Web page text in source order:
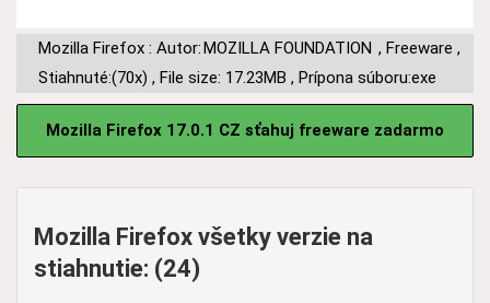
Mozilla Firefox : Autor:MOZILLA FOUNDATION , Freeware ,
Stiahnuté:(70x) , File size: 17.23MB , Prípona súboru:exe
Mozilla Firefox 17.0.1 CZ sťahuj freeware zadarmo
Mozilla Firefox všetky verzie na
stiahnutie: (24)